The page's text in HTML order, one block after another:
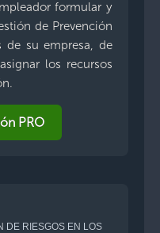
formular y
de Prevención
de su empresa, de
los recursos
PRO
DE RIESGOS EN LOS